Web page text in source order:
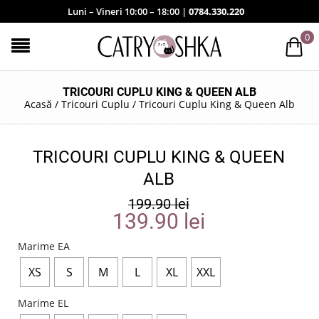
Luni – Vineri 10:00 – 18:00 | 0784.330.220
0
TRICOURI CUPLU KING & QUEEN ALB
Acasă / Tricouri Cuplu / Tricouri Cuplu King & Queen Alb
TRICOURI CUPLU KING & QUEEN
ALB
199.90lei
139.90 lei
Marime EA
XS S M L XL XXL
Marime EL